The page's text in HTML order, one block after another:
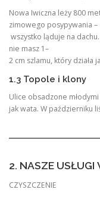
Nowa Iwiczna leży 800
zimowego posypywania –
wszystko ląduje na
nie masz 1–
2 cm szlamu, który działa
1.3 Topole i klony
Ulice obsadzone
jak wata. W październiku
2. NASZE USŁUGI
CZYSZCZENIE